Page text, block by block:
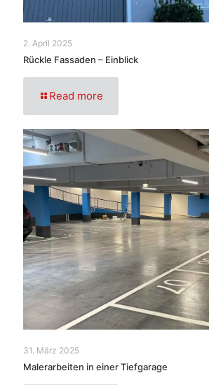
2. April 2025
Rückle Fassaden – Einblick
Read more
31. März 2025
Malerarbeiten in einer Tiefgarage